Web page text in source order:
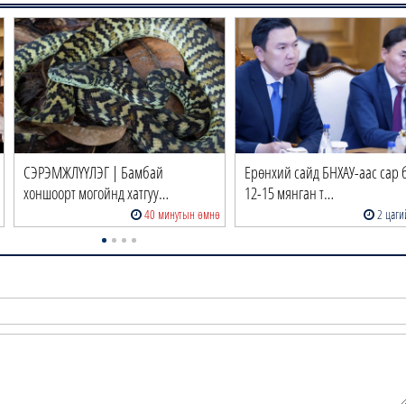
СЭРЭМЖЛҮҮЛЭГ | Бамбай
хоншоорт могойнд хатгуу…
40 минутын өмнө
Ерөнхий сайд БНХАУ-аас сар
12-15 мянган т…
2